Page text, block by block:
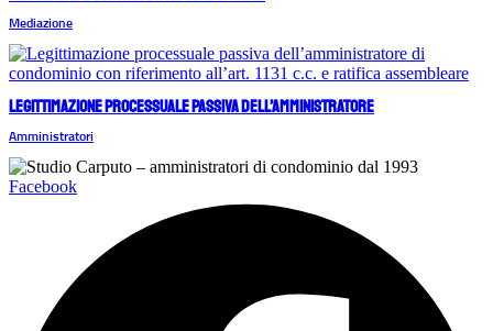
Mediazione
Legittimazione processuale passiva dell’amministratore
Amministratori
Facebook